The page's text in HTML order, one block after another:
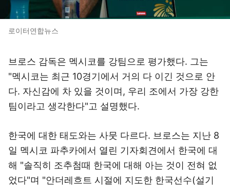
로이터연합뉴스
브로스 감독은 멕시코를 강팀으로 평가했다. 그는
"멕시코는 최근 10경기에서 거의 다 이긴 것으로 안
다. 자신감에 차 있을 것이며, 우리 조에서 가장 강한
팀이라고 생각한다"고 설명했다.
한국에 대한 태도와는 사뭇 다르다. 브로스는 지난 8
일 멕시코 파추카에서 열린 기자회견에서 한국에 대
해 "솔직히 조추첨때 한국에 대해 아는 것이 전혀 없
었다"며 "안더레흐트 시절에 지도한 한국선수(설기